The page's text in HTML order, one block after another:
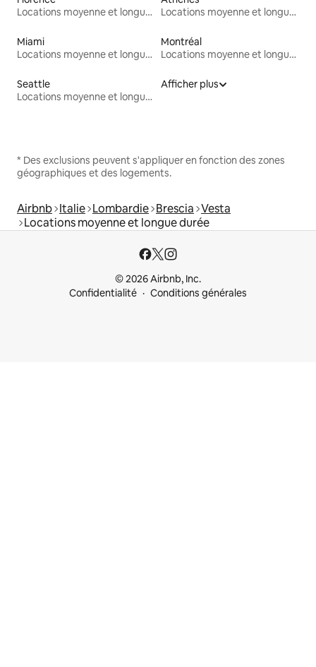
Locations moyenne et longue durée
Locations moyenne et longue durée
Miami
Locations moyenne et longue durée
Montréal
Locations moyenne et longue durée
Seattle
Locations moyenne et longue durée
Afficher plus
* Des exclusions peuvent s'appliquer en fonction des zones
géographiques et des logements.
Airbnb Italie Lombardie Brescia Vesta
Locations moyenne et longue durée
© 2026 Airbnb, Inc.
Confidentialité
Conditions générales